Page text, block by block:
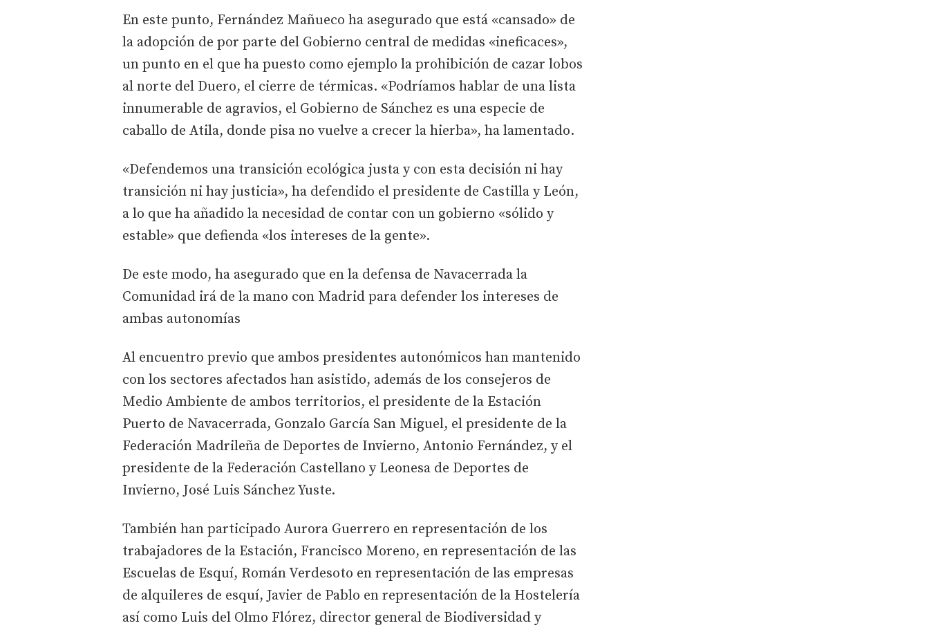
En este punto, Fernández Mañueco ha asegurado que está «cansado» de
la adopción de por parte del Gobierno central de medidas «ineficaces»,
un punto en el que ha puesto como ejemplo la prohibición de cazar lobos
al norte del Duero, el cierre de térmicas. «Podríamos hablar de una lista
innumerable de agravios, el Gobierno de Sánchez es una especie de
caballo de Atila, donde pisa no vuelve a crecer la hierba», ha lamentado.
«Defendemos una transición ecológica justa y con esta decisión ni hay
transición ni hay justicia», ha defendido el presidente de Castilla y León,
a lo que ha añadido la necesidad de contar con un gobierno «sólido y
estable» que defienda «los intereses de la gente».
De este modo, ha asegurado que en la defensa de Navacerrada la
Comunidad irá de la mano con Madrid para defender los intereses de
ambas autonomías
Al encuentro previo que ambos presidentes autonómicos han mantenido
con los sectores afectados han asistido, además de los consejeros de
Medio Ambiente de ambos territorios, el presidente de la Estación
Puerto de Navacerrada, Gonzalo García San Miguel, el presidente de la
Federación Madrileña de Deportes de Invierno, Antonio Fernández, y el
presidente de la Federación Castellano y Leonesa de Deportes de
Invierno, José Luis Sánchez Yuste.
También han participado Aurora Guerrero en representación de los
trabajadores de la Estación, Francisco Moreno, en representación de las
Escuelas de Esquí, Román Verdesoto en representación de las empresas
de alquileres de esquí, Javier de Pablo en representación de la Hostelería
así como Luis del Olmo Flórez, director general de Biodiversidad y